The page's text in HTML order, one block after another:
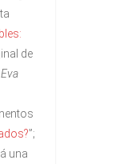
de
Eva
”;
una